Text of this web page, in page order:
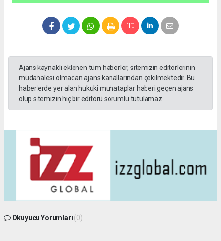
Ajans kaynaklı eklenen tüm haberler, sitemizin editörlerinin
müdahalesi olmadan ajans kanallarından çekilmektedir. Bu
haberlerde yer alan hukuki muhataplar haberi geçen ajans
olup sitemizin hiç bir editörü sorumlu tutulamaz.
Okuyucu Yorumları (0)